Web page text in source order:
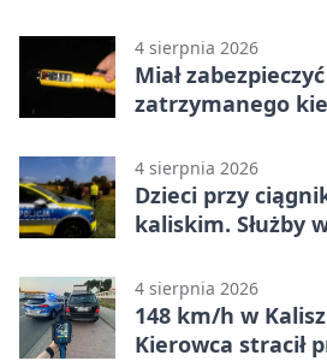
4 sierpnia 2026
Miał
zatrzymanego
4 sierpnia 2026
Dzieci przy
kaliskim. Służby
4 sierpnia 2026
148 km/h w
Kierowca stracił